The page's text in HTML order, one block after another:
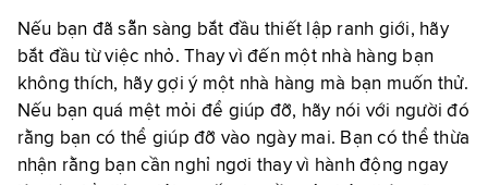
Nếu bạn đã sẵn sàng bắt đầu thiết lập ranh giới, hãy
bắt đầu từ việc nhỏ. Thay vì đến một nhà hàng bạn
không thích, hãy gợi ý một nhà hàng mà bạn muốn thử.
Nếu bạn quá mệt mỏi để giúp đỡ, hãy nói với người đó
rằng bạn có thể giúp đỡ vào ngày mai. Bạn có thể thừa
nhận rằng bạn cần nghỉ ngơi thay vì hành động ngay